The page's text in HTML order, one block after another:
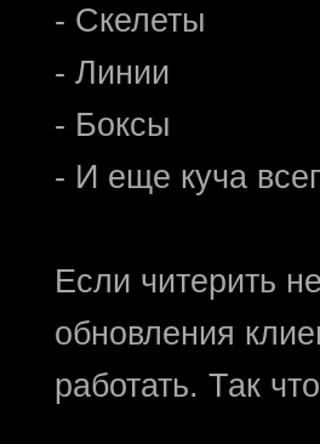
- Скелеты
- Линии
- Боксы
- И еще куча
Если читерить
обновления
работать. Так